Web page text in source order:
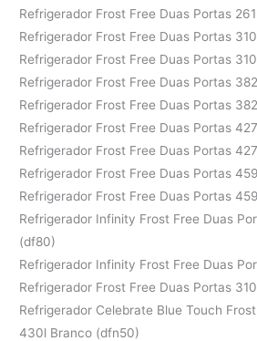
Refrigerador Frost Free Duas Portas
Refrigerador Frost Free Duas Portas
Refrigerador Frost Free Duas Portas
Refrigerador Frost Free Duas Portas
Refrigerador Frost Free Duas Portas
Refrigerador Frost Free Duas Portas
Refrigerador Frost Free Duas Portas
Refrigerador Frost Free Duas Portas
Refrigerador Frost Free Duas Portas
Refrigerador Infinity Frost Free Duas
(df80)
Refrigerador Infinity Frost Free Duas
Refrigerador Frost Free Duas Portas
Refrigerador Celebrate Blue Touch
430l Branco (dfn50)